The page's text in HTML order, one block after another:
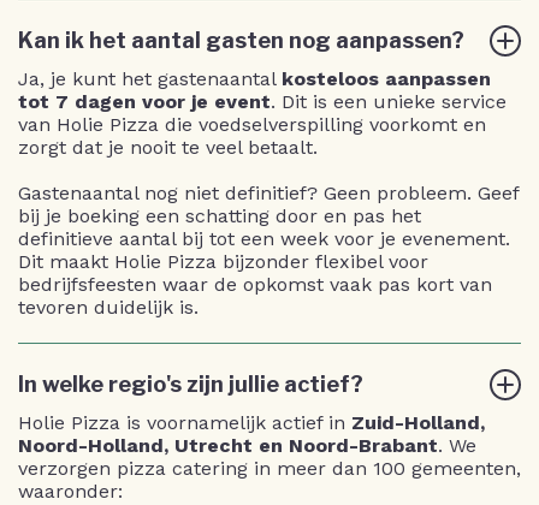
Kan ik het aantal gasten nog aanpassen?
Ja, je kunt het gastenaantal kosteloos aanpassen
tot 7 dagen voor je event. Dit is een unieke service
van Holie Pizza die voedselverspilling voorkomt en
zorgt dat je nooit te veel betaalt.
Gastenaantal nog niet definitief? Geen probleem. Geef
bij je boeking een schatting door en pas het
definitieve aantal bij tot een week voor je evenement.
Dit maakt Holie Pizza bijzonder flexibel voor
bedrijfsfeesten waar de opkomst vaak pas kort van
tevoren duidelijk is.
In welke regio's zijn jullie actief?
Holie Pizza is voornamelijk actief in Zuid-Holland,
Noord-Holland, Utrecht en Noord-Brabant. We
verzorgen pizza catering in meer dan 100 gemeenten,
waaronder: